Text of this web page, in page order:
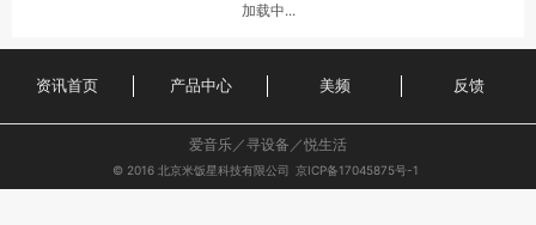
加载中...
资讯首页 产品中心 美频 反馈
爱音乐／寻设备／悦生活
© 2016 北京米饭星科技有限公司 京ICP备17045875号-1